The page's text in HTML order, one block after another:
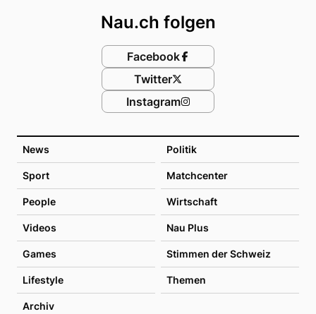
News Politik
Sport Matchcenter
People Wirtschaft
Videos Nau Plus
Games Stimmen der Schweiz
Lifestyle Themen
Archiv
Nau.ch folgen
Facebook
Twitter
Instagram